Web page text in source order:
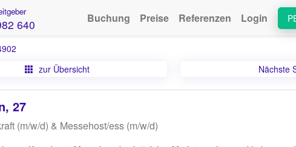
640 Buchung Preise Referenzen Login
zur Übersicht Nächste
27
(m/w/d) & Messehost/ess (m/w/d)